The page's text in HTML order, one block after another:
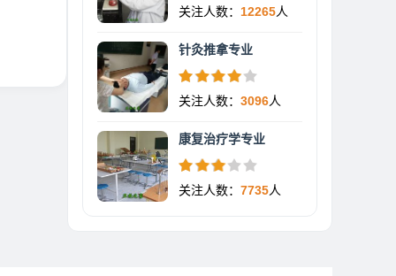
关注人数： 12265人
针灸推拿专业
关注人数： 3096人
康复治疗学专业
关注人数： 7735人